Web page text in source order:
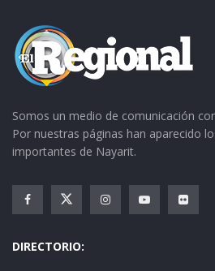
Total, me aposté de nuevo
la presidencia. Para
también muchos jóvenes.
Extraño caso el mío. Pensé
desaparecerían, ¡Pero no!;
aquel “ruidajo” me provocó
desesperación y no se
Somos un medio de comunicación
Por nuestras páginas han aparecido
importantes de Nayarit.
DIRECTORIO: